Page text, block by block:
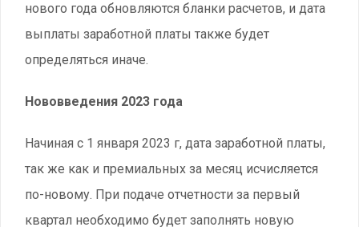
нового года обновляются бланки расчетов, и дата
выплаты заработной платы также будет
определяться иначе.
Нововведения 2023 года
Начиная с 1 января 2023 г, дата заработной платы,
так же как и премиальных за месяц исчисляется
по-новому. При подаче отчетности за первый
квартал необходимо будет заполнять новую